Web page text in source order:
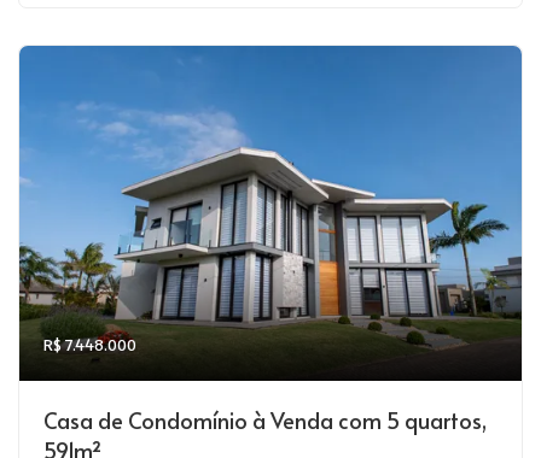
R$ 7.448.000
Casa de Condomínio à Venda com 5 quartos,
591m²